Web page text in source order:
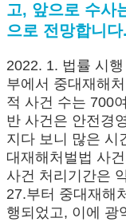
고, 앞으로 수사
으로 전망합니다.
2022. 1. 법률 시
부에서 중대재해
적 사건 수는 700
반 사건은 안전경
지다 보니 많은 시
대재해처벌법 사
사건 처리기간은
27.부터 중대재해
행되었고, 이에 광